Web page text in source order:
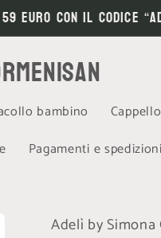
euro con il codice
bambino
Pagamenti e spedizioni
Adelì by Simona